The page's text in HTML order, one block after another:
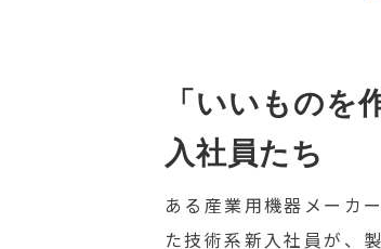
「いいもの
入社員たち
ある産業用機器メーカ
た技術系新入社員が、